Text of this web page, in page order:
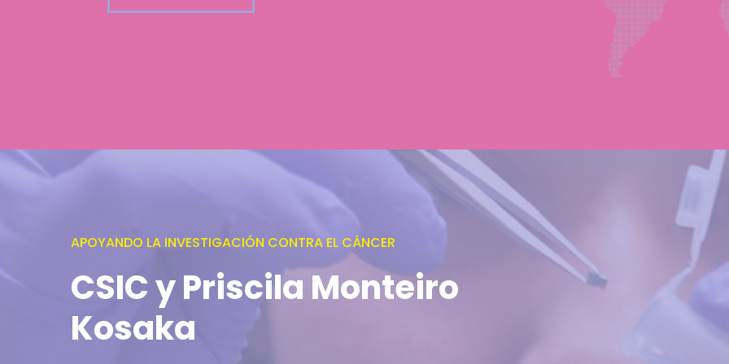
APOYANDO LA INVESTIGACIÓN CONTRA EL CÁNCER
CSIC y Priscila Monteiro
Kosaka